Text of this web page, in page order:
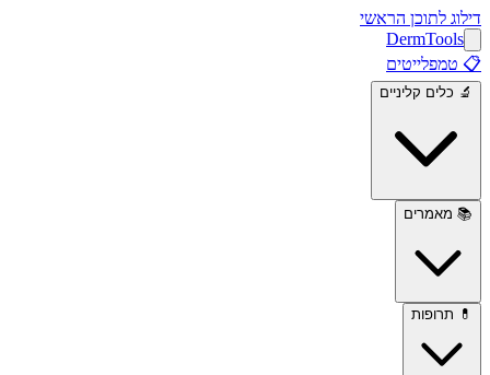
דילוג לתוכן הראשי
DermTools
📋 טמפלייטים
🔬 כלים קליניים
📚 מאמרים
💊 תרופות